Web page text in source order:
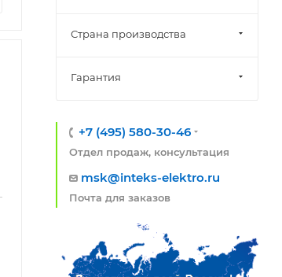
Страна производства
Гарантия
+7 (495) 580-30-46
Отдел продаж, консультация
msk@inteks-elektro.ru
Почта для заказов